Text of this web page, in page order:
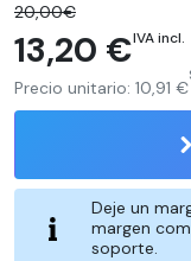
20,00€
13,20 €IVA incl.
Precio unitario: 10,91 €
Deje un
margen
soporte.